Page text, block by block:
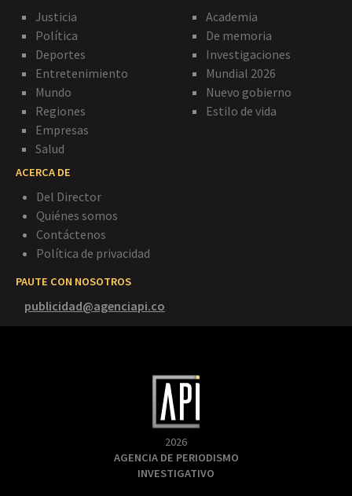
Justicia
Política
Deportes
Entretenimiento
Mundo
Regiones
Empresas
Salud
Academia
De memoria
Investigaciones
Mundial 2026
Nuevo gobierno
Estilo de vida
ACERCA DE
Del Director
Quiénes somos
Contáctenos
Política de privacidad
PAUTE CON NOSOTROS
publicidad@agenciapi.co
2026
AGENCIA DE PERIODISMO
INVESTIGATIVO